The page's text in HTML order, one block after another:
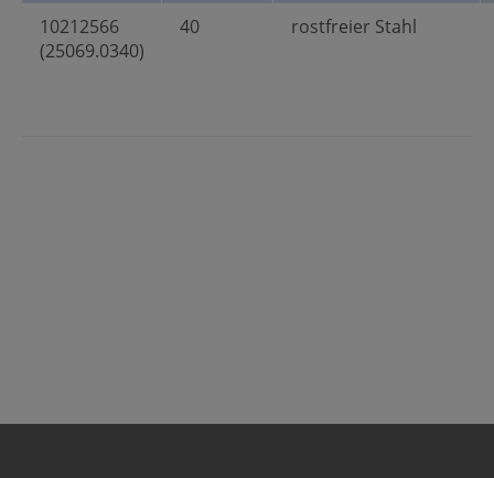
10212566
(25069.0340)
40 rostfreier Stahl